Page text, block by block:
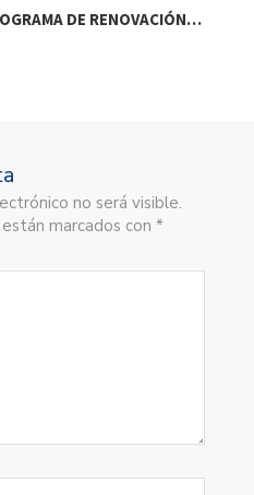
DE RENOVACIÓN…
no será visible.
marcados con *